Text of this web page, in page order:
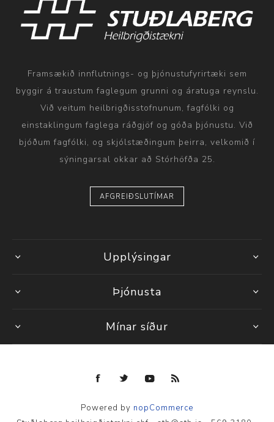
Framsækið innflutnings- og þjónustufyrirtæki sem
byggir á traustum faglegum grunni og áratuga reynslu.
Við veitum heilbrigðisstofnunum, fagfólki og
einstaklingum faglega ráðgjöf og góða þjónustu. Við
bjóðum fagfólki, og skjólstæðingum þeirra, velkomið í
sýningarsal okkar að Stórhöfða 25.
AFGREIÐSLUTÍMAR
Upplýsingar
Þjónusta
Mínar síður
Powered by nopCommerce